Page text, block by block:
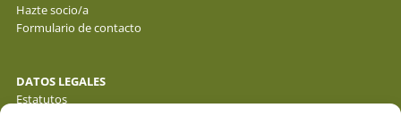
Hazte socio/a
Formulario de contacto
DATOS LEGALES
Estatutos